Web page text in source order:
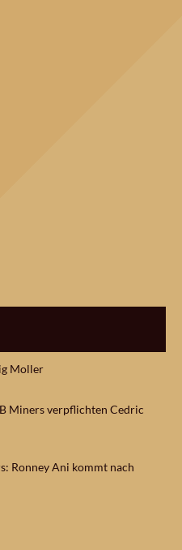
Moller
Miners verpflichten Cedric
Ronney Ani kommt nach